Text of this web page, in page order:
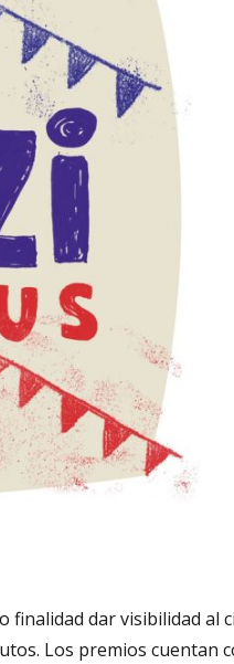
finalidad dar visibilidad al
Los premios cuentan